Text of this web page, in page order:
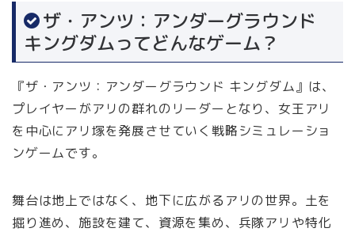
ザ・アンツ：アンダーグラウンド
キングダムってどんなゲーム？
『ザ・アンツ：アンダーグラウンド キングダム』は、
プレイヤーがアリの群れのリーダーとなり、女王アリ
を中心にアリ塚を発展させていく戦略シミュレーショ
ンゲームです。
舞台は地上ではなく、地下に広がるアリの世界。土を
掘り進め、施設を建て、資源を集め、兵隊アリや特化